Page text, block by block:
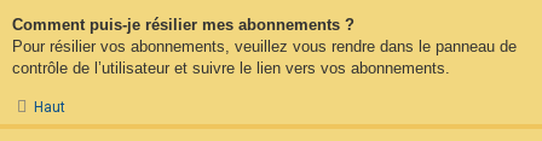
Comment puis-je résilier mes abonnements ?
Pour résilier vos abonnements, veuillez vous rendre dans le panneau de
contrôle de l’utilisateur et suivre le lien vers vos abonnements.
Haut